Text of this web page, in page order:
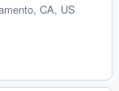
CA, US